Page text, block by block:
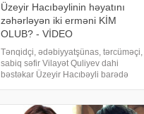
Üzeyir Hacıbəylinin həyatını
zəhərləyən iki erməni KİM
OLUB? - VİDEO
Tənqidçi, ədəbiyyatşünas, tərcüməçi,
sabiq səfir Vilayət Quliyev dahi
bəstəkar Üzeyir Hacıbəyli barədə
Üzeyir bəyin həyatının iki erməni